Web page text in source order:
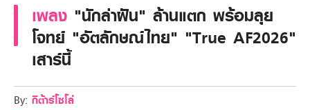
แพ็กเกจทรูวิชันส์นาวทั้งหมด
เคเบิลและจานดาวเทียม
สิทธิพิเศษ
สิทธิพิเศษลูกค้าทรูวิชั่นส์
Showtime
HoReCa
แพ็กเกจสำหรับผู้ประกอบการ
เพลง "นักล่าฝัน" ล้านแตก พร้อมลุย
โจทย์ "อัตลักษณ์ไทย" "True AF2026"
เสาร์นี้
By: กีต้าร์โซโล่